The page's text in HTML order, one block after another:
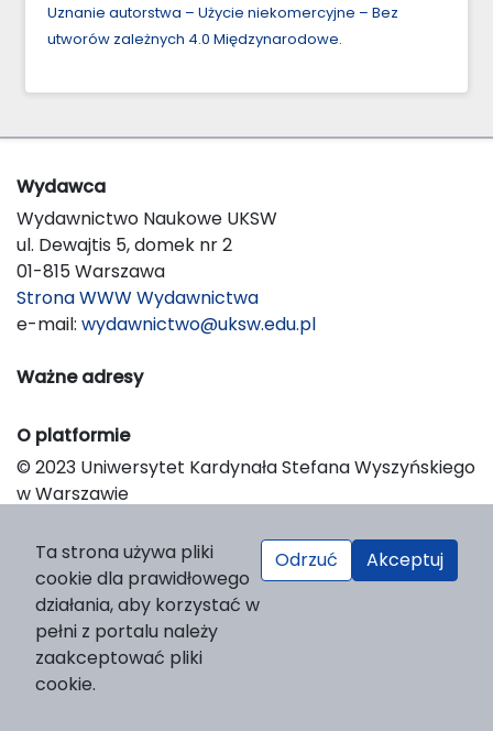
Uznanie autorstwa – Użycie niekomercyjne – Bez
utworów zależnych 4.0 Międzynarodowe.
Wydawca
Wydawnictwo Naukowe UKSW
ul. Dewajtis 5, domek nr 2
01-815 Warszawa
Strona WWW Wydawnictwa
e-mail: wydawnictwo@uksw.edu.pl
Ważne adresy
O platformie
© 2023 Uniwersytet Kardynała Stefana Wyszyńskiego
w Warszawie
Platform & Workflow by OJS/PKP
Ta strona używa pliki
cookie dla prawidłowego
działania, aby korzystać w
pełni z portalu należy
zaakceptować pliki
cookie.
Odrzuć Akceptuj